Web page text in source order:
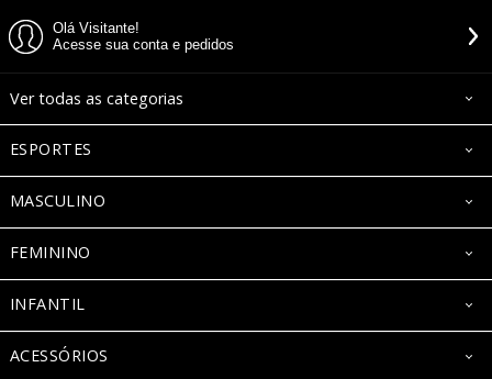
Olá Visitante!
Acesse sua conta e pedidos
Ver todas as categorias
ESPORTES
MASCULINO
FEMININO
INFANTIL
ACESSÓRIOS